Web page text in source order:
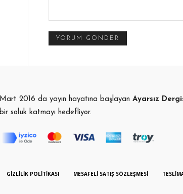
Mart 2016 da yayın hayatına başlayan Ayarsız
bir soluk katmayı hedefliyor.
GIZLILIK POLITIKASI MESAFELI SATIŞ SÖZLEŞMESI